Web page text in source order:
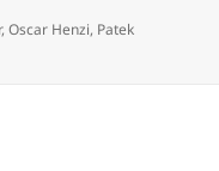
,Oscar Henzi, Patek